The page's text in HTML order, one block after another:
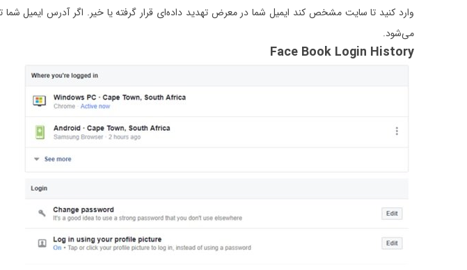
وارد کنید تا سایت مشخص کند ایمیل شما در معرض تهدید داده‌ای قرار گرفته یا خیر. اگر آدرس ایمیل
می‌شود.
Face Book Login History